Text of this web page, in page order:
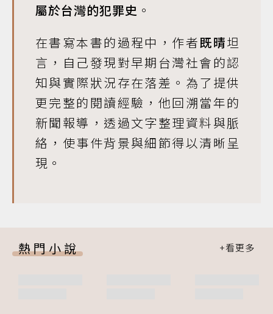
屬於台灣的犯罪史 。
在書寫本書的過程中，作者既晴坦
言，自己發現對早期台灣社會的認
知與實際狀況存在落差。為了提供
更完整的閱讀經驗，他回溯當年的
新聞報導，透過文字整理資料與脈
絡，使事件背景與細節得以清晰呈
現。
熱門小說